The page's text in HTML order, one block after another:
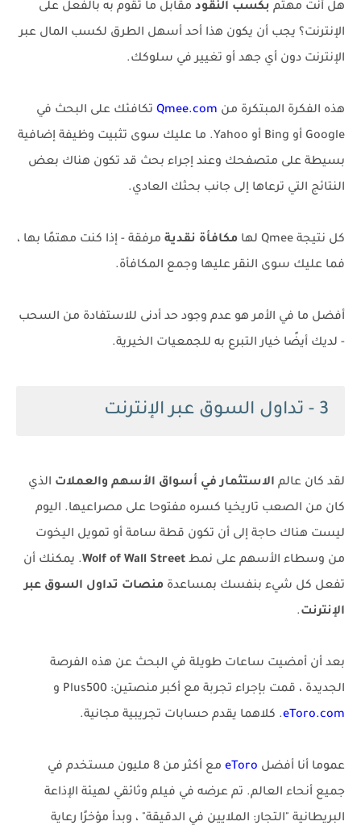
هل أنت مهتم بكسب النقود مقابل ما تقوم به بالفعل على
الإنترنت؟ يجب أن يكون هذا أحد أسهل الطرق لكسب المال عبر
الإنترنت دون أي جهد أو تغيير في سلوكك.
هذه الفكرة المبتكرة من Qmee.com تكافئك على البحث في
Google أو Bing أو Yahoo. ما عليك سوى تثبيت وظيفة إضافية
بسيطة على متصفحك وعند إجراء بحث قد تكون هناك بعض
النتائج التي ترعاها إلى جانب بحثك العادي.
كل نتيجة Qmee لها مكافأة نقدية مرفقة - إذا كنت مهتمًا بها ،
فما عليك سوى النقر عليها وجمع المكافأة.
أفضل ما في الأمر هو عدم وجود حد أدنى للاستفادة من السحب
- لديك أيضًا خيار التبرع به للجمعيات الخيرية.
3 - تداول السوق عبر الإنترنت
لقد كان عالم الاستثمار في أسواق الأسهم والعملات الذي
كان من الصعب تاريخيا كسره مفتوحا على مصراعيها. اليوم
ليست هناك حاجة إلى أن تكون قطة سامة أو تمويل اليخوت
من وسطاء الأسهم على نمط Wolf of Wall Street. يمكنك أن
تفعل كل شيء بنفسك بمساعدة منصات تداول السوق عبر
الإنترنت.
بعد أن أمضيت ساعات طويلة في البحث عن هذه الفرصة
الجديدة ، قمت بإجراء تجربة مع أكبر منصتين: Plus500 و
eToro.com. كلاهما يقدم حسابات تجريبية مجانية.
عموما أنا أفضل eToro
مع أكثر من 8 مليون مستخدم في
جميع أنحاء العالم. تم عرضه في فيلم وثائقي لهيئة الإذاعة
البريطانية "التجار: الملايين في الدقيقة" ، وبدأ مؤخرًا رعاية